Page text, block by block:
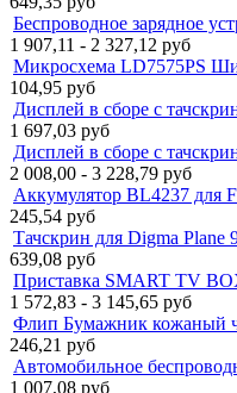
Беспроводное зарядное
1 907,11 - 2 327,12 руб
Микросхема LD7575PS
104,95 руб
Дисплей в сборе с
1 697,03 руб
Дисплей в сборе с
2 008,00 - 3 228,79 руб
Аккумулятор BL4237 для
245,54 руб
Тачскрин для Digma Plane
639,08 руб
Приставка SMART TV
1 572,83 - 3 145,65 руб
Флип Бумажник кожаный
246,21 руб
Автомобильное
1 007,08 руб